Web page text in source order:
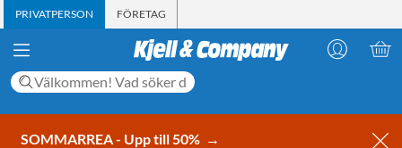
PRIVATPERSON FÖRETAG
SOMMARREA - Upp till 50% →